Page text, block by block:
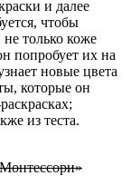
и далее
чтобы
только коже
попробует их на
новые цвета
которые он
из теста.